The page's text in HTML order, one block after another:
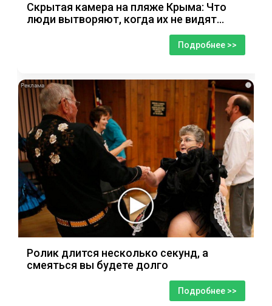
Скрытая камера на пляже Крыма: Что
люди вытворяют, когда их не видят...
Подробнее >>
i
Ролик длится несколько секунд, а
смеяться вы будете долго
Подробнее >>